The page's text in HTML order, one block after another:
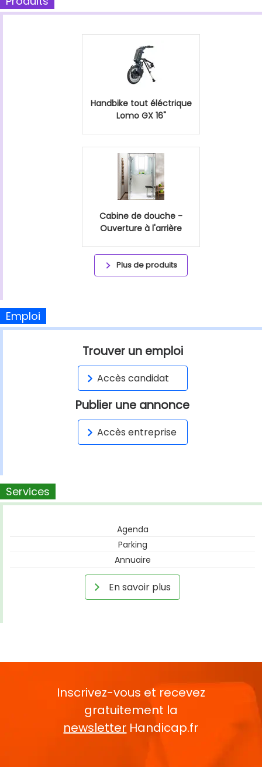
Handbike tout éléctrique
Lomo GX 16"
Cabine de douche -
Ouverture à l'arrière
Plus de produits
Emploi
Trouver un emploi
Accès candidat
Publier une annonce
Accès entreprise
Services
Agenda
Parking
Annuaire
En savoir plus
Inscrivez-vous et recevez
gratuitement la
newsletter Handicap.fr